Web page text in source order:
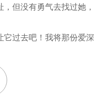
但没有勇气去找过她，
过去吧！我将那份爱深